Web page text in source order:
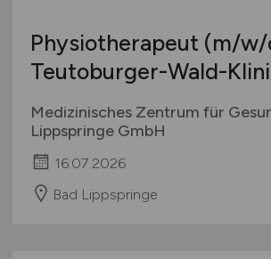
Physiotherapeut (m/w/
Teutoburger-Wald-
Medizinisches Zentrum für
Lippspringe GmbH
16.07.2026
Bad Lippspringe